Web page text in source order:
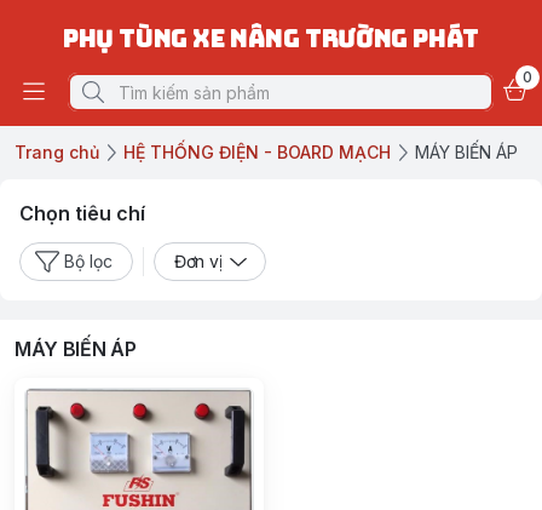
PHỤ TÙNG XE NÂNG TRƯỜNG PHÁT
0
Trang chủ HỆ THỐNG ĐIỆN - BOARD MẠCH MÁY BIẾN ÁP
Chọn tiêu chí
Bộ lọc Đơn vị
MÁY BIẾN ÁP